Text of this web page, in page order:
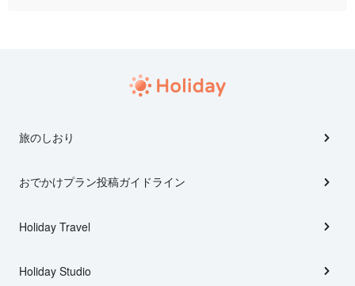
旅のしおり
おでかけプラン投稿ガイドライン
Holiday Travel
Holiday Studio